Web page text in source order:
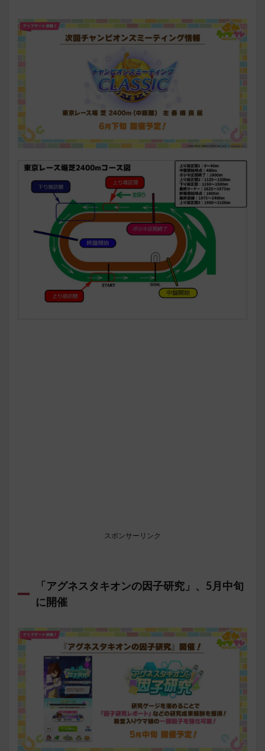
スポンサーリンク
「アグネスタキオンの因子研究」、5月中旬
に開催